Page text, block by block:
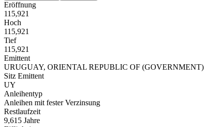
Eröffnung
115,921
Hoch
115,921
Tief
115,921
Emittent
URUGUAY, ORIENTAL REPUBLIC OF (GOVERNMENT)
Sitz Emittent
UY
Anleihentyp
Anleihen mit fester Verzinsung
Restlaufzeit
9,615 Jahre